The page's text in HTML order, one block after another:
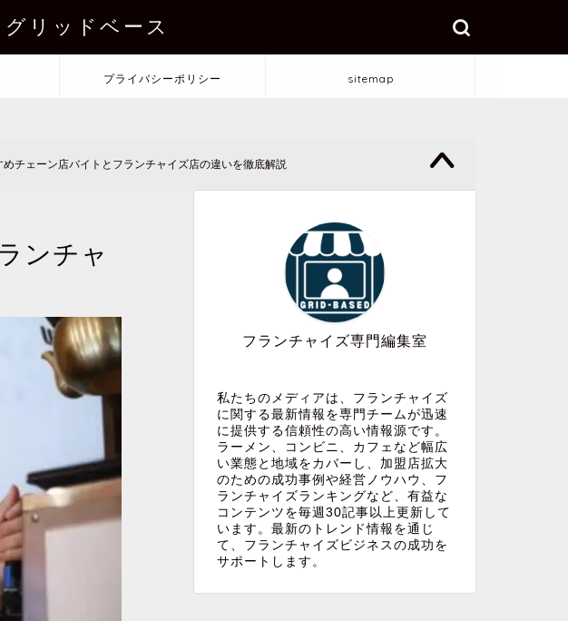
リッドベース
プライバシーポリシー sitemap
チェーン店バイトとフランチャイズ店の違いを徹底解説
ンチャ
フランチャイズ専門編集室
私たちのメディアは、フランチャイズ
に関する最新情報を専門チームが迅速
に提供する信頼性の高い情報源です。
ラーメン、コンビニ、カフェなど幅広
い業態と地域をカバーし、加盟店拡大
のための成功事例や経営ノウハウ、フ
ランチャイズランキングなど、有益な
コンテンツを毎週30記事以上更新して
います。最新のトレンド情報を通じ
て、フランチャイズビジネスの成功を
サポートします。